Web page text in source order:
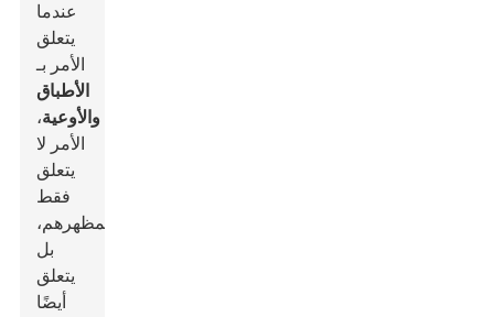
عندما
يتعلق
الأمر بـ
الأطباق
والأوعية،
الأمر لا
يتعلق
فقط
بمظهرهم،
بل
يتعلق
أيضًا